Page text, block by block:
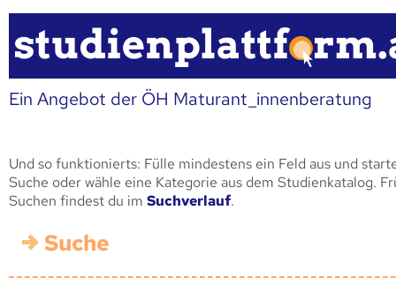
Ein Angebot der ÖH Maturant_innenberatung
Und so funktionierts: Fülle mindestens ein Feld aus und
Suche oder wähle eine Kategorie aus dem Studienkatalog.
Suchen findest du im Suchverlauf.
Suche